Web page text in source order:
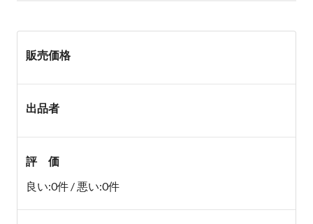
販売価格
出品者
評 価
良い:0件 / 悪い:0件